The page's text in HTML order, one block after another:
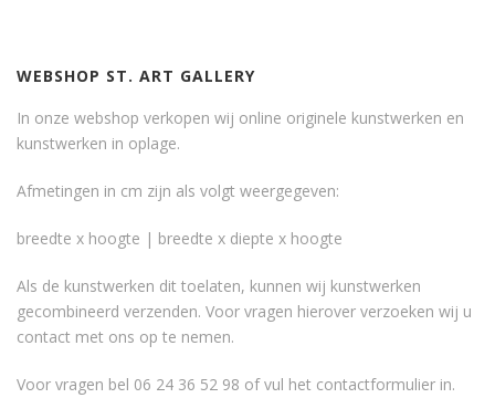
WEBSHOP ST. ART GALLERY
In onze webshop verkopen wij online originele kunstwerken en
kunstwerken in oplage.
Afmetingen in cm zijn als volgt weergegeven:
breedte x hoogte | breedte x diepte x hoogte
Als de kunstwerken dit toelaten, kunnen wij kunstwerken
gecombineerd verzenden. Voor vragen hierover verzoeken wij u
contact met ons op te nemen.
Voor vragen bel 06 24 36 52 98 of vul het contactformulier in.